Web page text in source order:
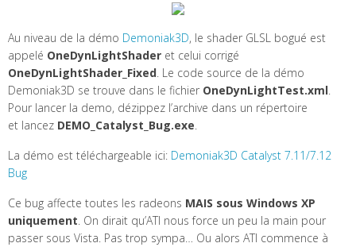
Au niveau de la démo Demoniak3D, le shader GLSL bogué est
appelé OneDynLightShader et celui corrigé
OneDynLightShader_Fixed. Le code source de la démo
Demoniak3D se trouve dans le fichier OneDynLightTest.xml.
Pour lancer la demo, dézippez l’archive dans un répertoire
et lancez DEMO_Catalyst_Bug.exe.
La démo est téléchargeable ici: Demoniak3D Catalyst 7.11/7.12
Bug
Ce bug affecte toutes les radeons MAIS sous Windows XP
uniquement. On dirait qu’ATI nous force un peu la main pour
passer sous Vista. Pas trop sympa… Ou alors ATI commence à